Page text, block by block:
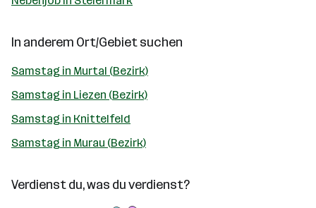
In anderem Ort/Gebiet suchen
Samstag in Murtal (Bezirk)
Samstag in Liezen (Bezirk)
Samstag in Knittelfeld
Samstag in Murau (Bezirk)
Verdienst du, was du verdienst?